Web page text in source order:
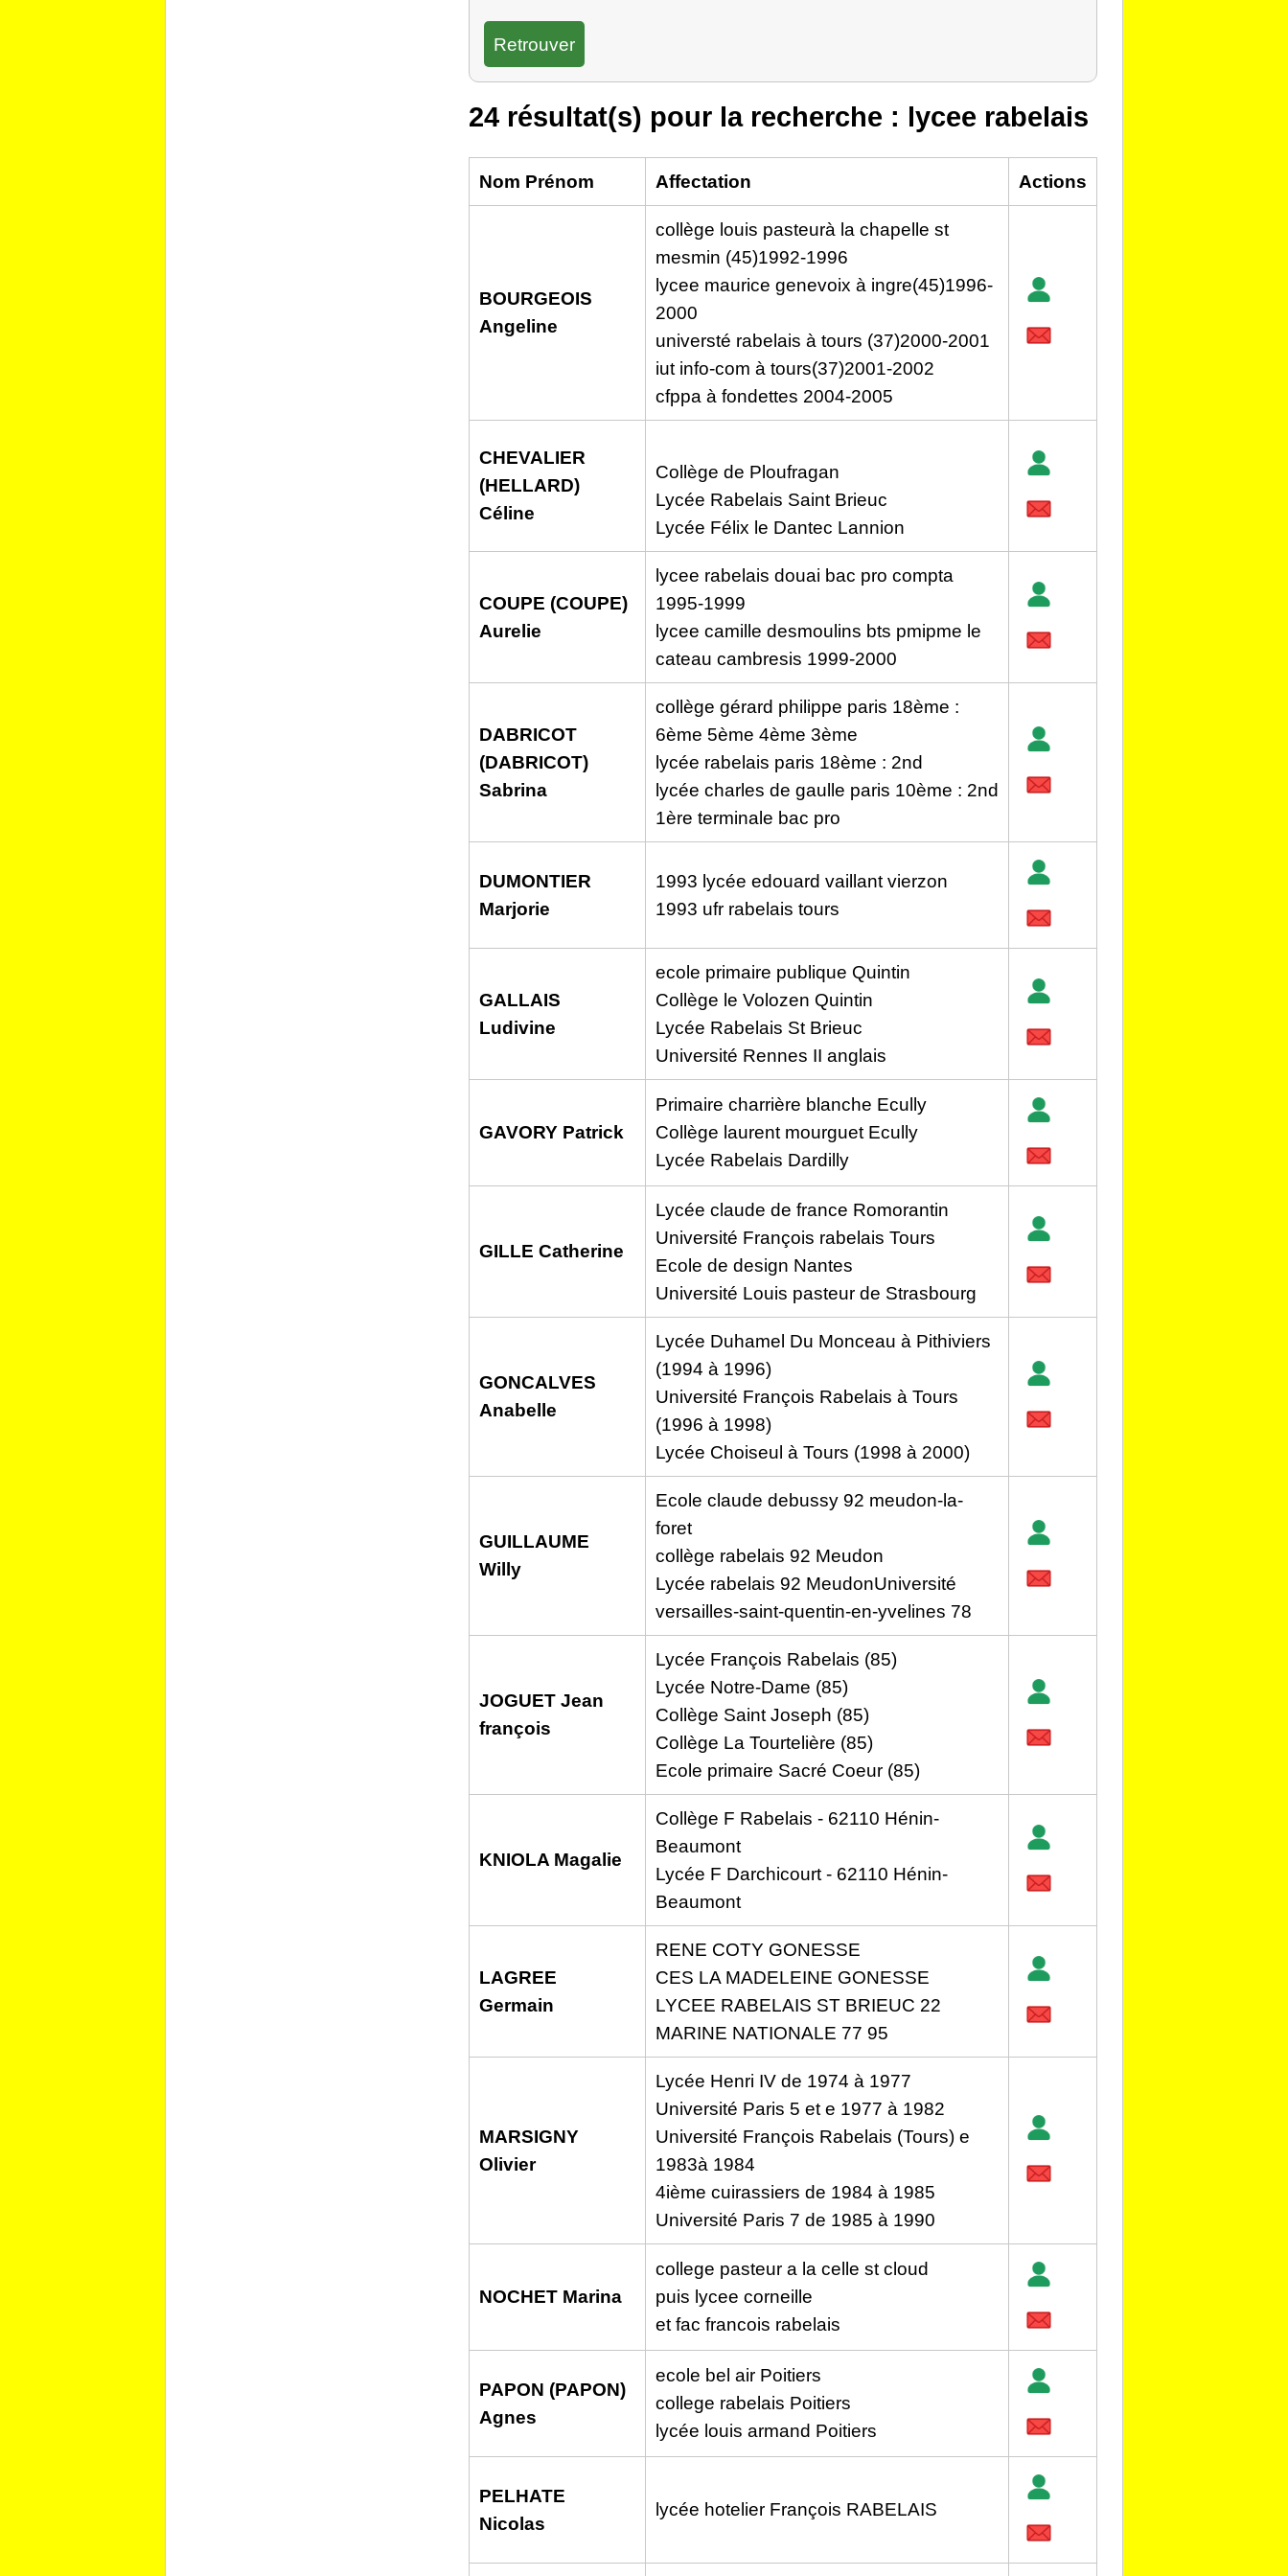
24 résultat(s) pour la recherche : lycee rabelais
Nom Prénom Affectation Actions
BOURGEOIS
Angeline
collège louis pasteurà la chapelle st
mesmin (45)1992-1996
lycee maurice genevoix à ingre(45)1996-
2000
universté rabelais à tours (37)2000-2001
iut info-com à tours(37)2001-2002
cfppa à fondettes 2004-2005
CHEVALIER
(HELLARD)
Céline
Collège de Ploufragan
Lycée Rabelais Saint Brieuc
Lycée Félix le Dantec Lannion
COUPE (COUPE)
Aurelie
lycee rabelais douai bac pro compta
1995-1999
lycee camille desmoulins bts pmipme le
cateau cambresis 1999-2000
DABRICOT
(DABRICOT)
Sabrina
collège gérard philippe paris 18ème :
6ème 5ème 4ème 3ème
lycée rabelais paris 18ème : 2nd
lycée charles de gaulle paris 10ème : 2nd
1ère terminale bac pro
DUMONTIER
Marjorie
1993 lycée edouard vaillant vierzon
1993 ufr rabelais tours
GALLAIS
Ludivine
ecole primaire publique Quintin
Collège le Volozen Quintin
Lycée Rabelais St Brieuc
Université Rennes II anglais
GAVORY Patrick
Primaire charrière blanche Ecully
Collège laurent mourguet Ecully
Lycée Rabelais Dardilly
GILLE Catherine
Lycée claude de france Romorantin
Université François rabelais Tours
Ecole de design Nantes
Université Louis pasteur de Strasbourg
GONCALVES
Anabelle
Lycée Duhamel Du Monceau à Pithiviers
(1994 à 1996)
Université François Rabelais à Tours
(1996 à 1998)
Lycée Choiseul à Tours (1998 à 2000)
GUILLAUME
Willy
Ecole claude debussy 92 meudon-la-
foret
collège rabelais 92 Meudon
Lycée rabelais 92 MeudonUniversité
versailles-saint-quentin-en-yvelines 78
JOGUET Jean
françois
Lycée François Rabelais (85)
Lycée Notre-Dame (85)
Collège Saint Joseph (85)
Collège La Tourtelière (85)
Ecole primaire Sacré Coeur (85)
KNIOLA Magalie
Collège F Rabelais - 62110 Hénin-
Beaumont
Lycée F Darchicourt - 62110 Hénin-
Beaumont
LAGREE
Germain
RENE COTY GONESSE
CES LA MADELEINE GONESSE
LYCEE RABELAIS ST BRIEUC 22
MARINE NATIONALE 77 95
MARSIGNY
Olivier
Lycée Henri IV de 1974 à 1977
Université Paris 5 et e 1977 à 1982
Université François Rabelais (Tours) e
1983à 1984
4ième cuirassiers de 1984 à 1985
Université Paris 7 de 1985 à 1990
NOCHET Marina
college pasteur a la celle st cloud
puis lycee corneille
et fac francois rabelais
PAPON (PAPON)
Agnes
ecole bel air Poitiers
college rabelais Poitiers
lycée louis armand Poitiers
PELHATE
Nicolas
lycée hotelier François RABELAIS